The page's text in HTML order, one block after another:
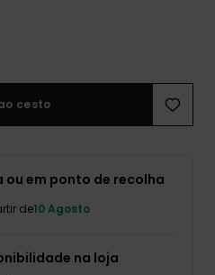
cesto
ou em ponto de recolha
de10 Agosto
na loja